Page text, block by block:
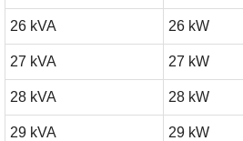
26 kVA 26 kW
27 kVA 27 kW
28 kVA 28 kW
29 kVA 29 kW